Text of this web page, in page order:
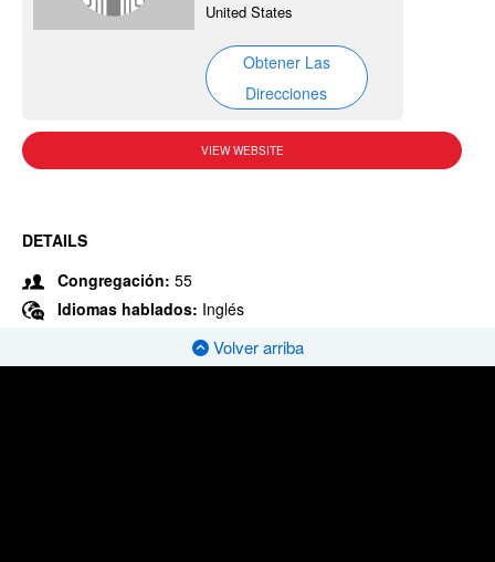
United States
Obtener Las
Direcciones
VIEW WEBSITE
DETAILS
Congregación: 55
Idiomas hablados: Inglés
Volver arriba